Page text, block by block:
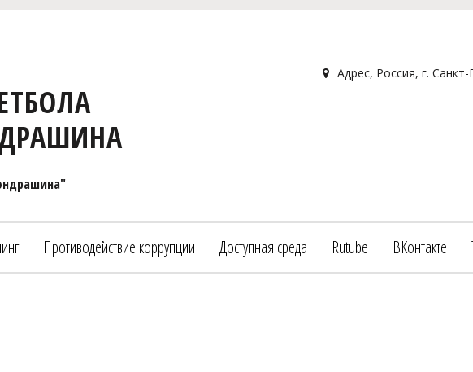
Адрес, Россия, г.
Противодействие коррупции Доступная среда Rutube ВКонтакте